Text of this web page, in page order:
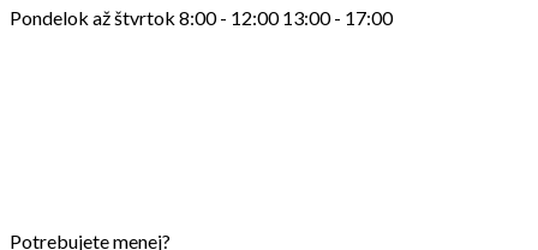
Pondelok až štvrtok 8:00 - 12:00 13:00 - 17:00
Potrebujete menej?